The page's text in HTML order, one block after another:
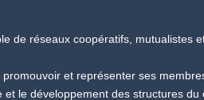
de réseaux coopératifs, mutualistes
et représenter ses
et le développement des structures du